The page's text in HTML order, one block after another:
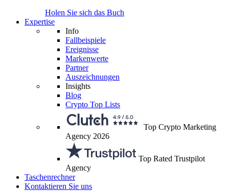
Holen Sie sich das Buch
Expertise
Info
Fallbeispiele
Ereignisse
Markenwerte
Partner
Auszeichnungen
Insights
Blog
Crypto Top Lists
Top Crypto Marketing
Agency 2026
Top Rated Trustpilot
Agency
Taschenrechner
Kontaktieren Sie uns